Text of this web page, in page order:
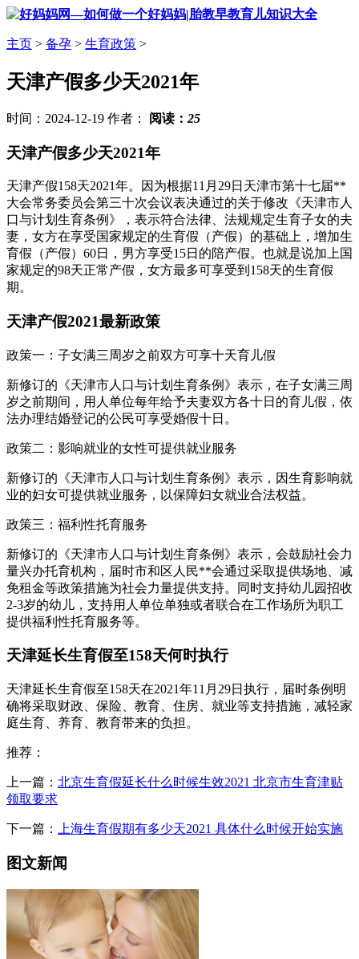
主页 > 备孕 > 生育政策 >
天津产假多少天2021年
时间：2024-12-19 作者： 阅读： 25
天津产假多少天2021年
天津产假158天2021年。因为根据11月29日天津市第十七届**
大会常务委员会第三十次会议表决通过的关于修改《天津市人
口与计划生育条例》，表示符合法律、法规规定生育子女的夫
妻，女方在享受国家规定的生育假（产假）的基础上，增加生
育假（产假）60日，男方享受15日的陪产假。也就是说加上国
家规定的98天正常产假，女方最多可享受到158天的生育假
期。
天津产假2021最新政策
政策一：子女满三周岁之前双方可享十天育儿假
新修订的《天津市人口与计划生育条例》表示，在子女满三周
岁之前期间，用人单位每年给予夫妻双方各十日的育儿假，依
法办理结婚登记的公民可享受婚假十日。
政策二：影响就业的女性可提供就业服务
新修订的《天津市人口与计划生育条例》表示，因生育影响就
业的妇女可提供就业服务，以保障妇女就业合法权益。
政策三：福利性托育服务
新修订的《天津市人口与计划生育条例》表示，会鼓励社会力
量兴办托育机构，届时市和区人民**会通过采取提供场地、减
免租金等政策措施为社会力量提供支持。同时支持幼儿园招收
2-3岁的幼儿，支持用人单位单独或者联合在工作场所为职工
提供福利性托育服务等。
天津延长生育假至158天何时执行
天津延长生育假至158天在2021年11月29日执行，届时条例明
确将采取财政、保险、教育、住房、就业等支持措施，减轻家
庭生育、养育、教育带来的负担。
推荐：
上一篇： 北京生育假延长什么时候生效2021 北京市生育津贴
领取要求
下一篇： 上海生育假期有多少天2021 具体什么时候开始实施
图文新闻